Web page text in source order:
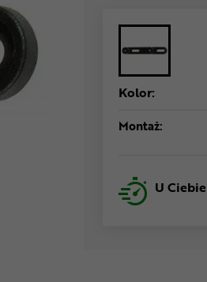
Kolor:
Montaż:
U Ciebie